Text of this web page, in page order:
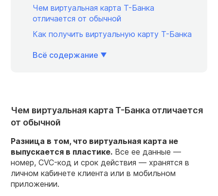
Чем виртуальная карта Т-Банка
отличается от обычной
Как получить виртуальную карту Т-Банка
Всё содержание
Чем виртуальная карта Т-Банка отличается
от обычной
Разница в том, что виртуальная карта не
выпускается в пластике. Все ее данные —
номер, CVC-код и срок действия — хранятся в
личном кабинете клиента или в мобильном
приложении.